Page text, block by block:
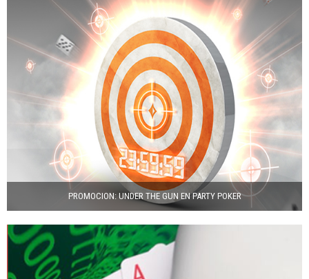
PROMOCION: UNDER THE GUN EN PARTY POKER